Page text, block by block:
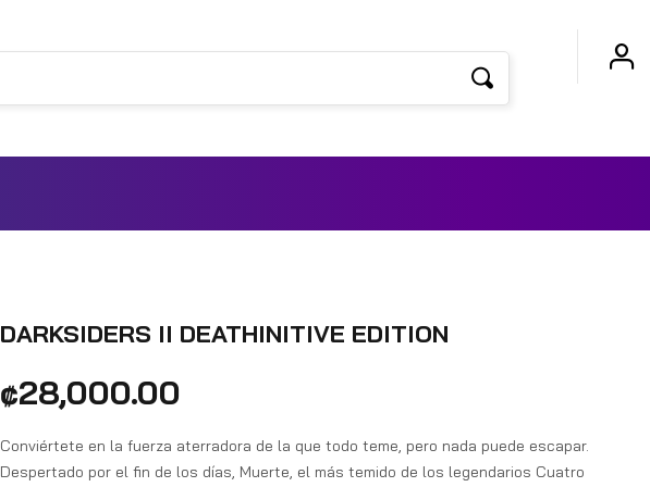
DARKSIDERS II DEATHINITIVE EDITION
₡28,000.00
Conviértete en la fuerza aterradora de la que todo teme, pero nada puede escapar.
Despertado por el fin de los días, Muerte, el más temido de los legendarios Cuatro